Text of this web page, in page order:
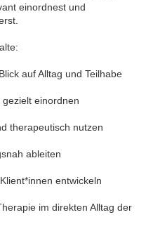
einordnest und
auf Alltag und Teilhabe
einordnen
therapeutisch nutzen
ableiten
entwickeln
im direkten Alltag der